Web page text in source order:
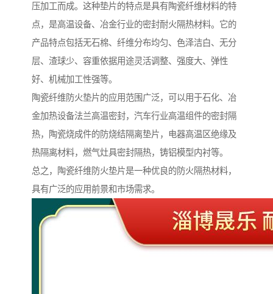
压加工而成。这种垫片的特点是具有陶瓷纤维材料的特
点，是高温设备、冶金行业的密封耐火隔热材料。它的
产品特点包括无石棉、纤维分布均匀、色泽洁白、无分
层、渣球少、容重依据用途灵活调整、强度大、弹性
好、机械加工性强等。
陶瓷纤维防火垫片的应用范围广泛，可以用于石化、冶
金加热设备法兰高温密封，汽车行业高温组件的密封隔
热，陶瓷烧成件的防烧结隔离垫片，电器高温区绝缘及
热隔离材料，燃气灶具密封隔热，铸铝模型内衬等。
总之，陶瓷纤维防火垫片是一种优良的防火隔热材料，
具有广泛的应用前景和市场需求。